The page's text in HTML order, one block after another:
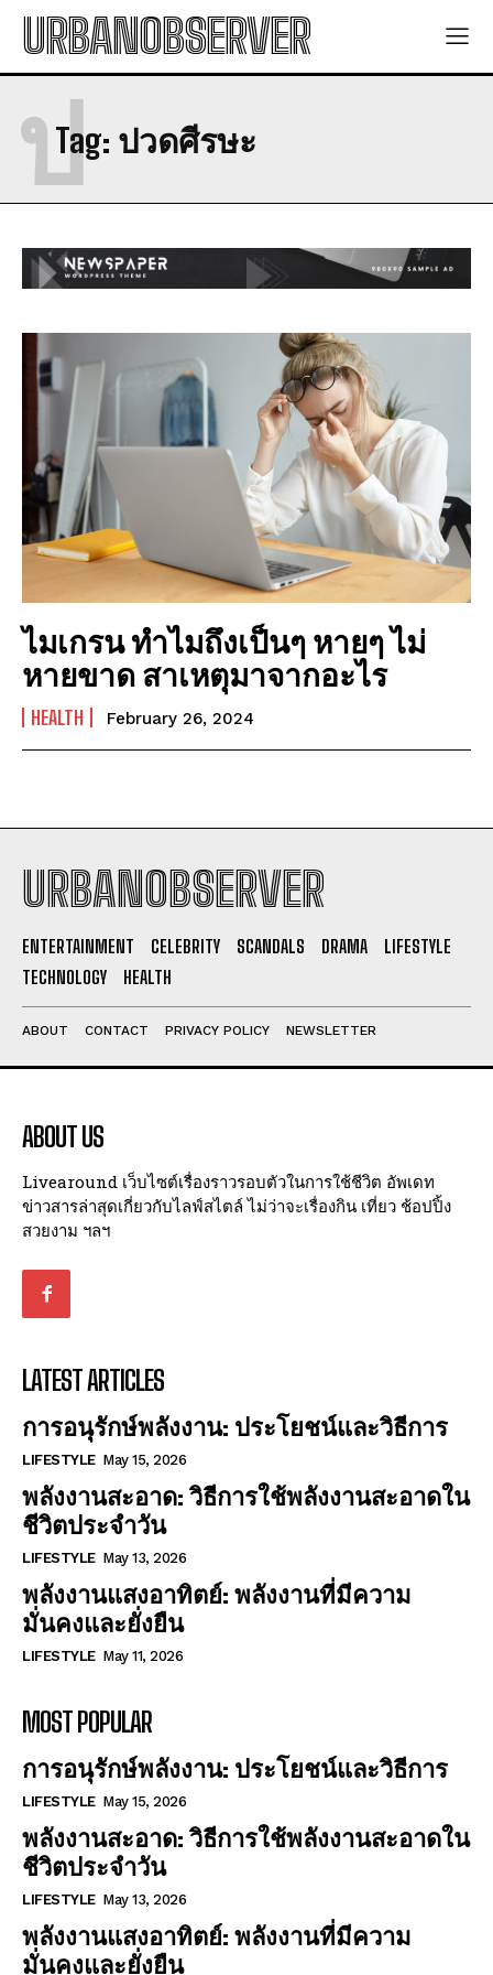
I've read and accept the
URBANOBSERVER
Tag: ปวดศีรษะ
ป
ไมเกรน ทำไมถึงเป็นๆ หายๆ ไม่
หายขาด สาเหตุมาจากอะไร
HEALTH February 26, 2024
URBANOBSERVER
ENTERTAINMENT CELEBRITY SCANDALS DRAMA
LIFESTYLE
TECHNOLOGY
HEALTH
ABOUT CONTACT PRIVACY POLICY NEWSLETTER
ABOUT US
Livearound เว็บไซต์เรื่องราวรอบตัวในการใช้ชีวิต อัพเดท
ข่าวสารล่าสุดเกี่ยวกับไลฟ์สไตล์ ไม่ว่าจะเรื่องกิน เที่ยว ช้อปปิ้ง
สวยงาม ฯลฯ
LATEST ARTICLES
การอนุรักษ์พลังงาน: ประโยชน์และวิธีการ
LIFESTYLE May 15, 2026
พลังงานสะอาด: วิธีการใช้พลังงานสะอาดใน
ชีวิตประจำวัน
LIFESTYLE May 13, 2026
พลังงานแสงอาทิตย์: พลังงานที่มีความ
มั่นคงและยั่งยืน
LIFESTYLE May 11, 2026
MOST POPULAR
การอนุรักษ์พลังงาน: ประโยชน์และวิธีการ
LIFESTYLE May 15, 2026
พลังงานสะอาด: วิธีการใช้พลังงานสะอาดใน
ชีวิตประจำวัน
LIFESTYLE May 13, 2026
พลังงานแสงอาทิตย์: พลังงานที่มีความ
มั่นคงและยั่งยืน